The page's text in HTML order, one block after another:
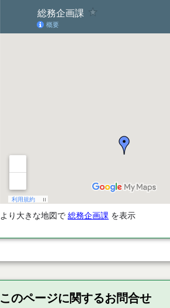
より大きな地図で 総務企画課 を表示
このページに関するお問合せ